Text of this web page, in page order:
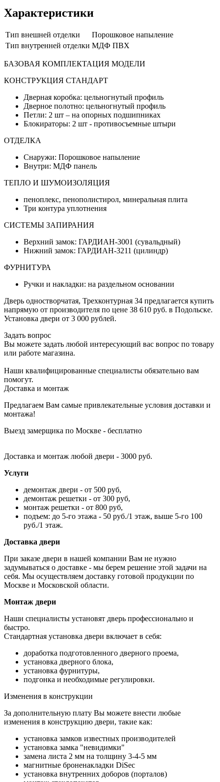
Характеристики
Тип внешней отделки
Порошковое напыление
Тип внутренней отделки МДФ ПВХ
БАЗОВАЯ КОМПЛЕКТАЦИЯ МОДЕЛИ
КОНСТРУКЦИЯ СТАНДАРТ
Дверная коробка: цельногнутый профиль
Дверное полотно: цельногнутый профиль
Петли: 2 шт – на опорных подшипниках
Блокираторы: 2 шт - противосъемные штыри
ОТДЕЛКА
Снаружи: Порошковое напыление
Внутри: МДФ панель
ТЕПЛО И ШУМОИЗОЛЯЦИЯ
пеноплекс, пенополистирол, минеральная плита
Три контура уплотнения
СИСТЕМЫ ЗАПИРАНИЯ
Верхний замок: ГАРДИАН-3001 (сувальдный)
Нижний замок: ГАРДИАН-3211 (цилиндр)
ФУРНИТУРА
Ручки и накладки: на раздельном основании
Дверь одностворчатая, Трехконтурная 34 предлагается купить
напрямую от производителя по цене 38 610 руб. в Подольске.
Установка двери от 3 000 рублей.
Задать вопрос
Вы можете задать любой интересующий вас вопрос по товару
или работе магазина.
Наши квалифицированные специалисты обязательно вам
помогут.
Доставка и монтаж
Предлагаем Вам самые привлекательные условия доставки и
монтажа!
Выезд замерщика по Москве - бесплатно
Доставка и монтаж любой двери - 3000 руб.
Услуги
демонтаж двери - от 500 руб,
демонтаж решетки - от 300 руб,
монтаж решетки - от 800 руб,
подъем: до 5-го этажа - 50 руб./1 этаж, выше 5-го 100
руб./1 этаж.
Доставка двери
При заказе двери в нашей компании Вам не нужно
задумываться о доставке - мы берем решение этой задачи на
себя. Мы осуществляем доставку готовой продукции по
Москве и Московской области.
Монтаж двери
Наши специалисты установят дверь профессионально и
быстро.
Стандартная установка двери включает в себя:
доработка подготовленного дверного проема,
установка дверного блока,
установка фурнитуры,
подгонка и необходимые регулировки.
Изменения в конструкции
За дополнительную плату Вы можете внести любые
изменения в конструкцию двери, такие как:
установка замков известных производителей
установка замка "невидимки"
замена листа 2 мм на толщину 3-4-5 мм
магнитные броненакладки DiSec
установка внутренних доборов (порталов)